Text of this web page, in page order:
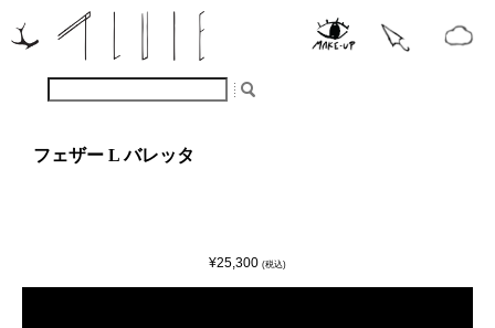
フェザー L バレッタ
¥25,300 (税込)